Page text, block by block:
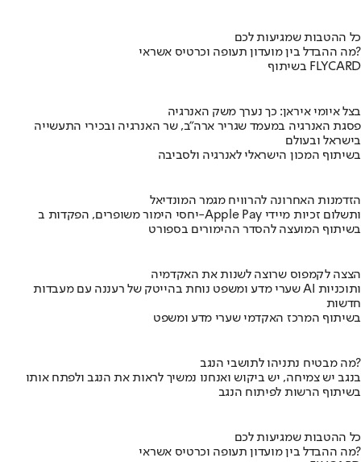
כל ההטבות שמגיעות לכם
מה ההבדל בין מועדון תעופה וכרטיס אשראי?
בשיתוף FLYCARD
בצל איומי איראן: כך נערך משק האנרגיה
פסגת האנרגיה במעמד שגריר ארה"ב, שר האנרגיה ובכירי התעשייה
בישראל ובעולם
בשיתוף המכון הישראלי לאנרגיה ולסביבה
הזדמנות האחרונה להרוויח מגמר המונדיאל
יחסי הימור משופרים, הפקדות ב-Apple Pay ותשלום זכיות מיידי
בשיתוף המועצה להסדר ההימורים בספורט
הצצה לקמפוס שרוצה לשנות את האקדמיה
שערי מדע ומשפט נוחת בהייטק של רעננה עם מעבדות AI ותוכניות
חדשות
בשיתוף המרכז האקדמי שערי מדע ומשפט
מה מבטיח נתניהו לתושבי הנגב?
בנגב יש צמיחה, יש ביקוש ואנחנו נמשיך לראות את הנגב ולפתח אותו
בשיתוף הרשות לפיתוח הנגב
כל ההטבות שמגיעות לכם
מה ההבדל בין מועדון תעופה וכרטיס אשראי?